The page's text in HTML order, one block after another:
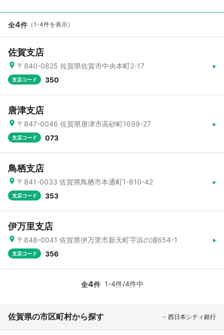
全4件 （1-4件を表示）
佐賀支店
〒840-0825 佐賀県佐賀市中央本町2-17
支店コード 350
唐津支店
〒847-0046 佐賀県唐津市高砂町1699-27
支店コード 073
鳥栖支店
〒841-0033 佐賀県鳥栖市本通町1-810-42
支店コード 353
伊万里支店
〒848-0041 佐賀県伊万里市新天町字浜の浦654-1
支店コード 356
全4件 1-4件/4件中
佐賀県の市区町村から探す 西日本シティ銀行